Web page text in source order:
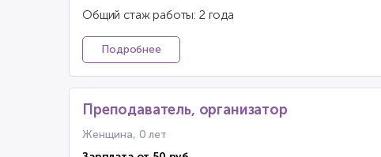
Общий стаж работы: 2 года
Подробнее
Преподаватель, организатор
Женщина, 0 лет